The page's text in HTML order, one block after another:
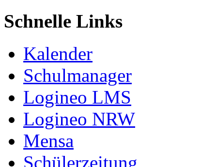
Schnelle Links
Kalender
Schulmanager
Logineo LMS
Logineo NRW
Mensa
Schülerzeitung